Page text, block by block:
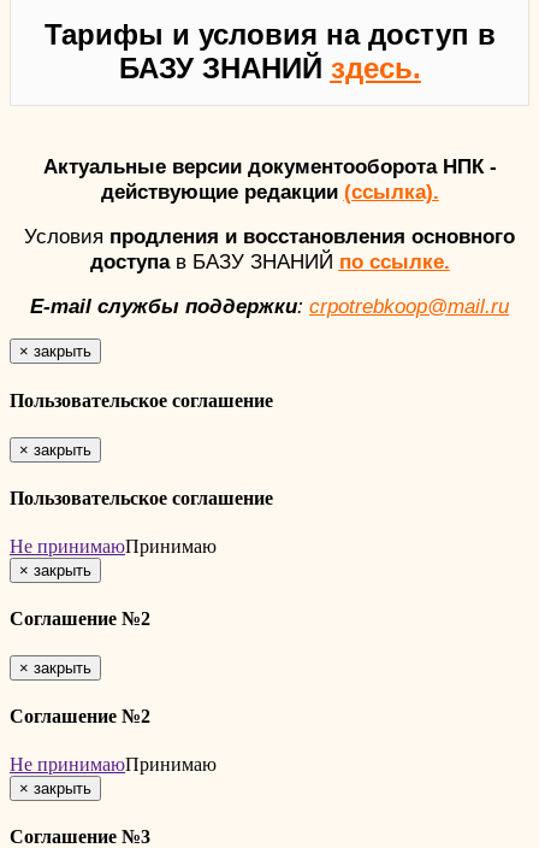
Тарифы и условия на доступ в
БАЗУ ЗНАНИЙ здесь.
Актуальные версии документооборота НПК -
действующие редакции (ссылка).
Условия продления и восстановления основного
доступав БАЗУ ЗНАНИЙ по ссылке.
E-mail службы поддержки: crpotrebkoop@mail.ru
× закрыть
Пользовательское соглашение
× закрыть
Пользовательское соглашение
Не принимаюПринимаю
× закрыть
Соглашение №2
× закрыть
Соглашение №2
Не принимаюПринимаю
× закрыть
Соглашение №3